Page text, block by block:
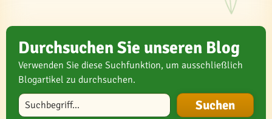
Durchsuchen Sie unseren Blog
Verwenden Sie diese Suchfunktion, um ausschließlich
Blogartikel zu durchsuchen.
Blog durchsuchen